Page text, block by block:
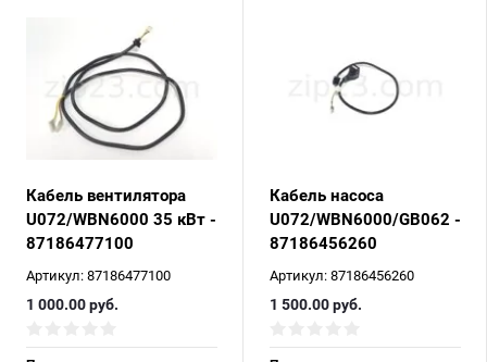
Кабель вентилятора
U072/WBN6000 35 кВт -
87186477100
Артикул: 87186477100
1 000.00руб.
Кабель насоса
U072/WBN6000/GB062 -
87186456260
Артикул: 87186456260
1 500.00руб.